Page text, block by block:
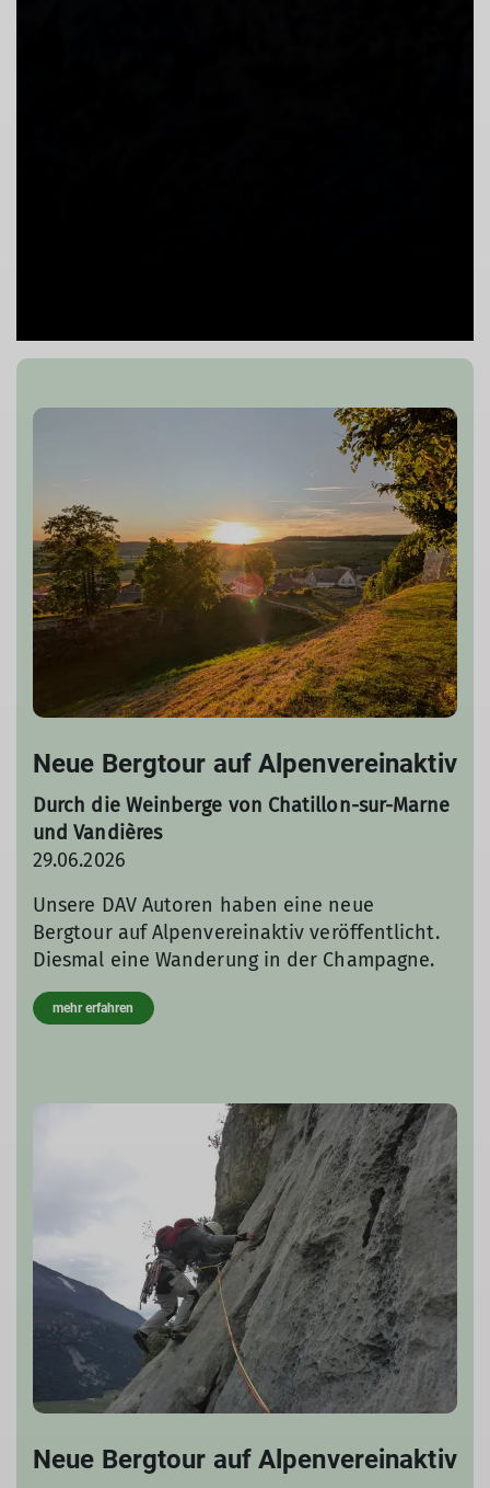
Neue Bergtour auf Alpenvereinaktiv
Durch die Weinberge von Chatillon-sur-Marne
und Vandières
29.06.2026
Unsere DAV Autoren haben eine neue
Bergtour auf Alpenvereinaktiv veröffentlicht.
Diesmal eine Wanderung in der Champagne.
mehr erfahren
Neue Bergtour auf Alpenvereinaktiv